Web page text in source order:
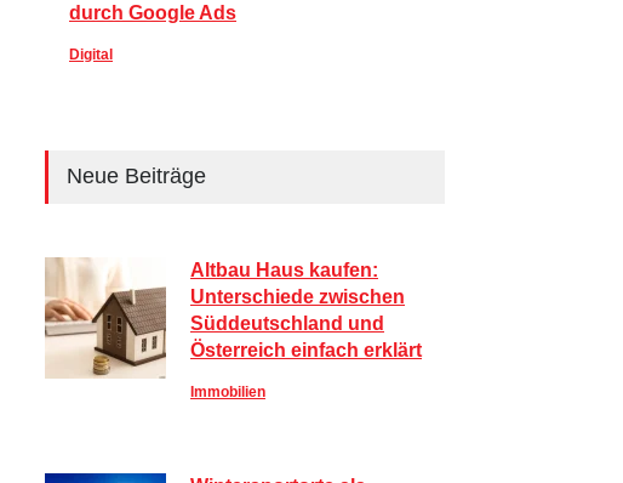
durch Google Ads
Digital
Neue Beiträge
Altbau Haus kaufen:
Unterschiede zwischen
Süddeutschland und
Österreich einfach erklärt
Immobilien